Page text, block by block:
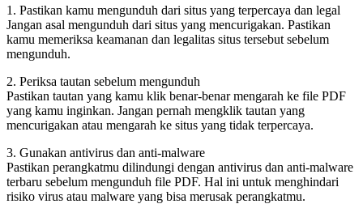
1. Pastikan kamu mengunduh dari situs yang terpercaya dan legal
Jangan asal mengunduh dari situs yang mencurigakan. Pastikan
kamu memeriksa keamanan dan legalitas situs tersebut sebelum
mengunduh.
2. Periksa tautan sebelum mengunduh
Pastikan tautan yang kamu klik benar-benar mengarah ke file PDF
yang kamu inginkan. Jangan pernah mengklik tautan yang
mencurigakan atau mengarah ke situs yang tidak terpercaya.
3. Gunakan antivirus dan anti-malware
Pastikan perangkatmu dilindungi dengan antivirus dan anti-malware
terbaru sebelum mengunduh file PDF. Hal ini untuk menghindari
risiko virus atau malware yang bisa merusak perangkatmu.